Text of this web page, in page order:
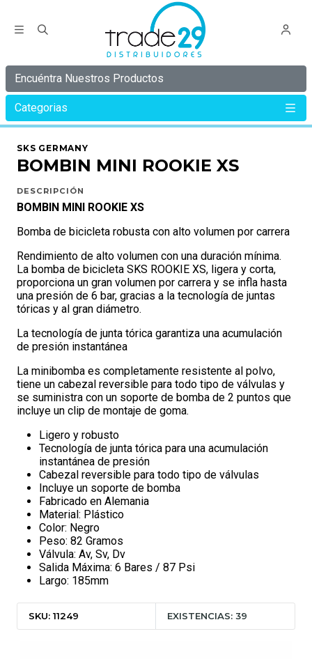
Encuéntra Nuestros Productos
Categorias
Inicio SKS GERMANY BOMBIN MINI ROOKIE XS
SKS GERMANY
BOMBIN MINI ROOKIE XS
DESCRIPCIÓN
BOMBIN MINI ROOKIE XS
Bomba de bicicleta robusta con alto volumen por carrera
Rendimiento de alto volumen con una duración mínima.
La bomba de bicicleta SKS ROOKIE XS, ligera y corta,
proporciona un gran volumen por carrera y se infla hasta
una presión de 6 bar, gracias a la tecnología de juntas
tóricas y al gran diámetro.
La tecnología de junta tórica garantiza una acumulación
de presión instantánea
La minibomba es completamente resistente al polvo,
tiene un cabezal reversible para todo tipo de válvulas y
se suministra con un soporte de bomba de 2 puntos que
incluye un clip de montaje de goma.
Ligero y robusto
Tecnología de junta tórica para una acumulación
instantánea de presión
Cabezal reversible para todo tipo de válvulas
Incluye un soporte de bomba
Fabricado en Alemania
Material: Plástico
Color: Negro
Peso: 82 Gramos
Válvula: Av, Sv, Dv
Salida Máxima: 6 Bares / 87 Psi
Largo: 185mm
SKU: 11249 EXISTENCIAS: 39